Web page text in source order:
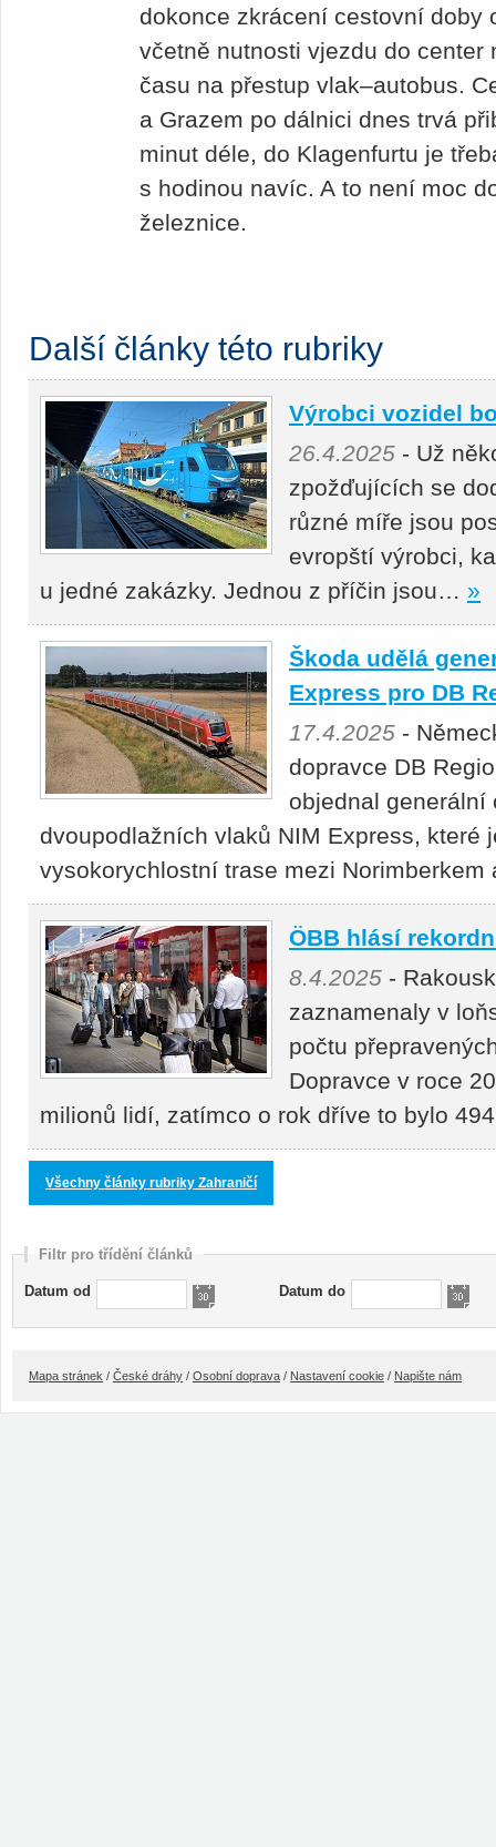
dokonce zkrácení cestovní doby
včetně nutnosti vjezdu do
času na přestup vlak–autobus.
a Grazem po dálnici dnes trvá
minut déle, do Klagenfurtu je
s hodinou navíc. A to není moc
železnice.
Další články této rubriky
Výrobci vozidel
26.4.2025 - Už
zpožďujících se
různé míře jsou
evropští výrobci,
u jedné zakázky. Jednou z příčin jsou… »
Škoda udělá
Express pro DB
17.4.2025 -
dopravce DB
objednal generální
dvoupodlažních vlaků NIM Express, které
vysokorychlostní trase mezi
ÖBB hlásí
8.4.2025 -
zaznamenaly v
počtu
Dopravce v roce
milionů lidí, zatímco o rok dříve to bylo
Všechny články rubriky Zahraničí
Filtr pro třídění článků
Datum od Datum do
Mapa stránek / České dráhy / Osobní doprava / Nastavení cookie / Napište nám